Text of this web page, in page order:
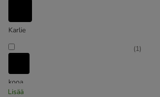
Karlie
kooa
(1)
Lisää